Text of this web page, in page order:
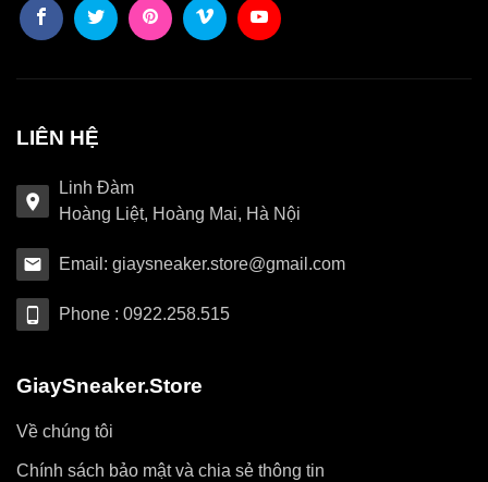
LIÊN HỆ
Linh Đàm
Hoàng Liệt, Hoàng Mai, Hà Nội
Email: giaysneaker.store@gmail.com
Phone : 0922.258.515
GiaySneaker.Store
Về chúng tôi
Chính sách bảo mật và chia sẻ thông tin